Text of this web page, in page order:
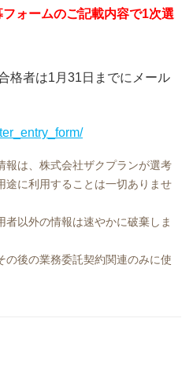
ォームのご記載内容で1次選
格者は1月31日までにメール
は、株式会社ザクプランが選考
途に利用することは一切ありませ
以外の情報は速やかに破棄しま
後の業務委託契約関連のみに使